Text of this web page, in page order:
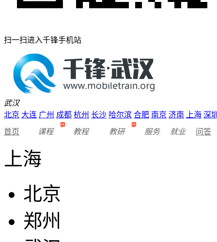
扫一扫进入千锋手机站
武汉
北京 大连 广州 成都 杭州 长沙 哈尔滨 合肥 南京 济南 上海 深
首页 课程 教程 教研 服务 就业 问答
上海
北京
郑州